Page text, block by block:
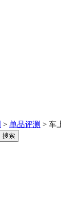
> 单品评测 > 车